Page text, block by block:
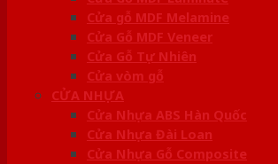
Cửa gỗ MDF Melamine
Cửa Gỗ MDF Veneer
Cửa Gỗ Tự Nhiên
Cửa vòm gỗ
CỬA NHỰA
Cửa Nhựa ABS Hàn Quốc
Cửa Nhựa Đài Loan
Cửa Nhựa Gỗ Composite